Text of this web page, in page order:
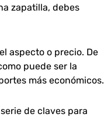
zapatilla, debes
aspecto o precio. De
puede ser la
más económicos.
de claves para